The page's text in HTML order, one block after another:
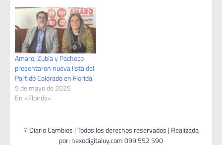
Amaro, Zubía y Pacheco
presentaron nueva lista del
Partido Colorado en Florida
5 de mayo de 2025
En «Florida»